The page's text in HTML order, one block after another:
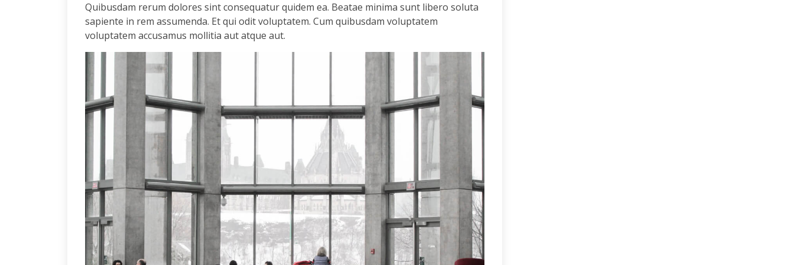
Quibusdam rerum dolores sint consequatur quidem ea. Beatae minima sunt libero soluta
sapiente in rem assumenda. Et qui odit voluptatem. Cum quibusdam voluptatem
voluptatem accusamus mollitia aut atque aut.